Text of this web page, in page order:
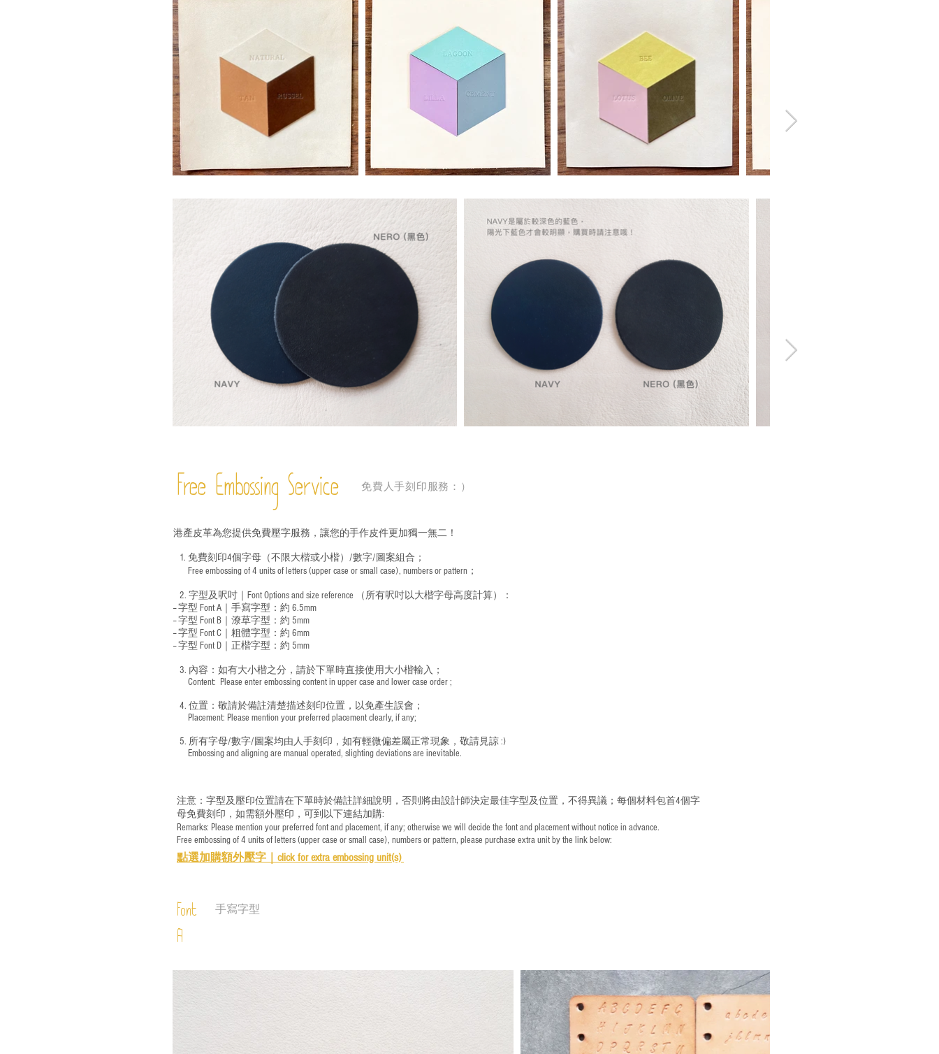
Free Embossing Service 免費人手刻印服務：）
港產皮革為您提供免費壓字服務，讓您的手作皮件更加獨一無二！
1. 免費刻印4個字母（不限大楷或小楷）/數字/圖案組合；
Free embossing of 4 units of letters (upper case or small case), numbers or pattern；
2. 字型及呎吋｜ Font Options and size reference
（所有呎吋以大楷字母高度計算）：
-- 字型 Font A｜手寫字型：約 6.5mm
-- 字型 Font B｜潦草字型： 約 5mm
-- 字型 Font C｜粗體字型：約 6mm
-- 字型 Font D｜正楷字型： 約 5mm
3. 內容：如有大小楷之分，請於下單時直接使用大小楷輸入；
​ Content: Please enter embossing content in upper case and lower case order ;
4. 位置：敬請於備註清楚描述刻印位置，以免產生誤會；
​ Placement: Please mention your preferred placement clearly, if any;
5. 所有字母/數字/圖案均由人手刻印，如有輕微偏差屬正常現象，敬請見諒 :)
​ Embossing and aligning are manual operated, slighting deviations are inevitable.
注意：字型及壓印位置請在下單時於備註詳細說明，否則將由設計師決定最佳字型及位置，不得異議；每個材料包首4個字
母免費刻印，如需額外壓印，可到以下連結加購:
Remarks: Please mention your preferred font and placement, if any; otherwise we will decide the font and placement without notice in advance.
Free embossing of 4 units of letters (upper case or small case), numbers or pattern, please purchase extra unit by the link below:
點選加購額外壓字｜ click for extra embossing unit(s)
Font
A
手寫字型